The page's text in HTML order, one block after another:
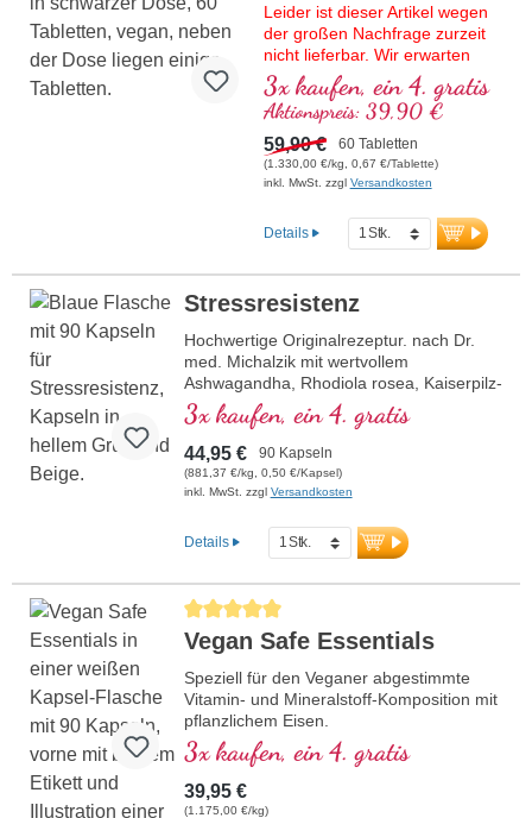
Leider ist dieser Artikel wegen
der großen Nachfrage zurzeit
nicht lieferbar. Wir erwarten
frische Ware in Kalenderwoche
37/2026.
Hochwertige Rezeptur mit
NADH, bioaktivem Vitamin B12,
Coenzym Q10 und veganem
Tablette zur Aufnahme schon
über die Mundschleimhaut.
3x kaufen, ein 4. gratis
Aktionspreis: 39,90 €
59,90 € 60 Tabletten
(1.330,00 €/kg, 0,67 €/Tablette)
inkl. MwSt. zzgl Versandkosten
Details
Stressresistenz
Hochwertige Originalrezeptur. nach Dr.
med. Michalzik mit wertvollem
Ashwagandha, Rhodiola rosea, Kaiserpilz-
Extrakt, Reishi und Pantothensäure.
Pantothensäure unterstützt eine normale
geistige Leistung, während Vitamin E die
Zellen vor oxidativem Stress schützt.Die
hochreinen pflanzlichen Kapselhüllen sind
Siegel ist Aluminium frei. Produziert in
Deutschland mit über 20-jähriger
Jahren Vitalstoff-Expertise.Für Veganer
und Vegetarier geeignet – bewährt,
zertifiziert und nachhaltig. Erleben Sie die
Synergie aus traditioneller Weisheit und
moderner Wissenschaft für Ihr geistiges
Wohlbefinden.
3x kaufen, ein 4. gratis
44,95 € 90 Kapseln
(881,37 €/kg, 0,50 €/Kapsel)
inkl. MwSt. zzgl Versandkosten
Details
Durchschnittliche Bewertung von 5 von 5 Sternen
Vegan Safe Essentials
Speziell für den Veganer abgestimmte
Vitamin- und Mineralstoff-Komposition mit
pflanzlichem Eisen.
3x kaufen, ein 4. gratis
39,95 €
(1.175,00 €/kg)